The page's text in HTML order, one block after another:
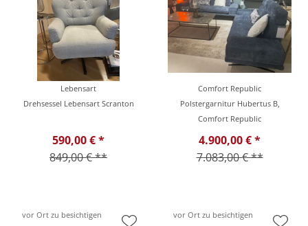
Lebensart
Drehsessel Lebensart Scranton
590,00 € *
849,00 € **
Comfort Republic
Polstergarnitur Hubertus B,
Comfort Republic
4.900,00 € *
7.083,00 € **
vor Ort zu besichtigen vor Ort zu besichtigen